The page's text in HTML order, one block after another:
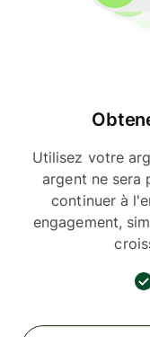
Utilisez votre
argent ne sera
continuer à
engagement,